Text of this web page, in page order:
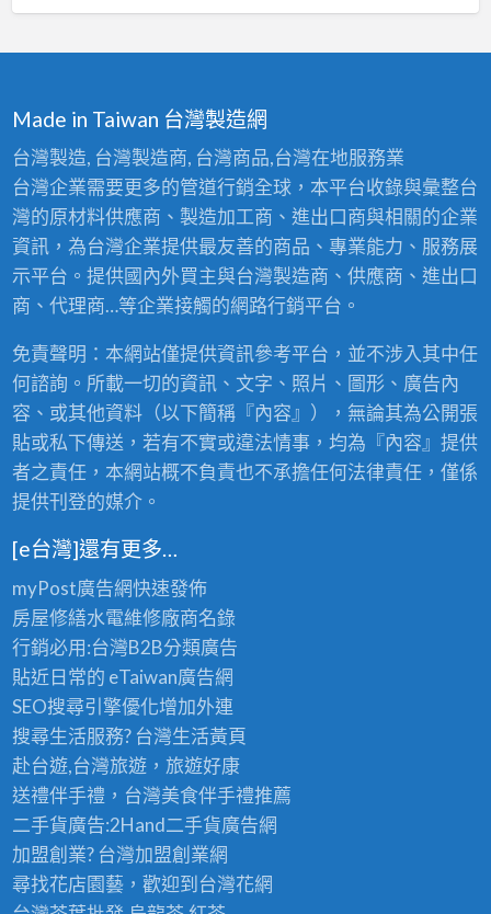
洗
適
耐
用
首
選
！
中
茶
佳
績
！
專
業
茶
葉
批
發
供
應
商
，
頂
級
老
茶
批
發
方
美
人
比
賽
茶
批
發
：
台
灣
山
茶
王
級
的
極
品
Made in Taiwan 台灣製造網
台灣製造, 台灣製造商, 台灣商品,台灣在地服務業
台灣企業需要更多的管道行銷全球，本平台收錄與彙整台
灣的原材料供應商、製造加工商、進出口商與相關的企業
資訊，為台灣企業提供最友善的商品、專業能力、服務展
示平台。提供國內外買主與台灣製造商、供應商、進出口
商、代理商…等企業接觸的網路行銷平台。
免責聲明：本網站僅提供資訊參考平台，並不涉入其中任
何諮詢。所載一切的資訊、文字、照片、圖形、廣告內
容、或其他資料（以下簡稱『內容』），無論其為公開張
貼或私下傳送，若有不實或違法情事，均為『內容』提供
者之責任，本網站概不負責也不承擔任何法律責任，僅係
提供刊登的媒介。
[e台灣]還有更多…
myPost廣告網快速發佈
房屋修繕水電維修廠商名錄
行銷必用:台灣B2B分類廣告
貼近日常的 eTaiwan廣告網
SEO搜尋引擎優化增加外連
搜尋生活服務? 台灣生活黃頁
赴台遊,台灣旅遊，旅遊好康
送禮伴手禮，台灣美食伴手禮推薦
二手貨廣告:2Hand二手貨廣告網
加盟創業? 台灣加盟創業網
尋找花店園藝，歡迎到 台灣花網